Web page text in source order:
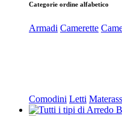
Categorie ordine alfabetico
Armadi Camerette
Comodini Letti